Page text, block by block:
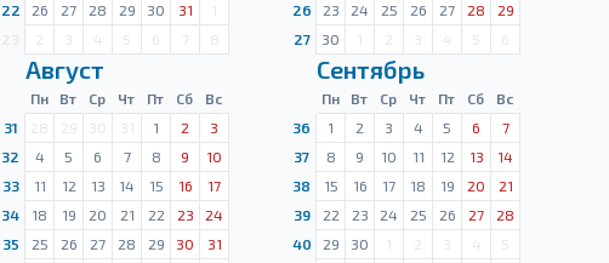
22
26 27 28 29 30 31
1
2 3 4 5 6 7 8
26
23 24 25 26 27 28
29
27
30 1 2 3 4 5 6
Август
Пн Вт Ср Чт Пт Сб
Вс
31
28 29 30 31 1 2
3
32
4 5 6 7 8 9
10
33
11 12 13 14 15 16
17
34
18 19 20 21 22 23
24
35
25 26 27 28 29 30
31
Сентябрь
Пн Вт Ср Чт Пт Сб
Вс
36
1 2 3 4 5 6
7
37
8 9 10 11 12 13
14
38
15 16 17 18 19 20
21
39
22 23 24 25 26 27
28
40
29 30 1 2 3 4
5